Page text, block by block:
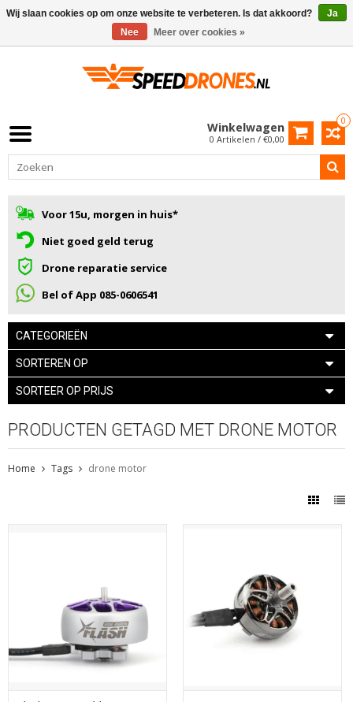
0
Winkelwagen
0 Artikelen / €0,00
Voor 15u, morgen in huis*
Niet goed geld terug
Drone reparatie service
Bel of App 085-0606541
CATEGORIEËN
SORTEREN OP
SORTEER OP PRIJS
PRODUCTEN GETAGD MET DRONE MOTOR
Home Tags drone motor
Wij slaan cookies op om onze website te verbeteren. Is dat akkoord?
Ja
Nee
Meer over cookies »